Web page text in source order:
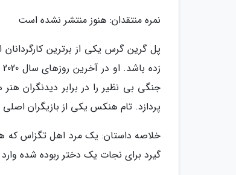
نمره منتقدان: هنوز منتشر نشده است
پل گرین گرس یکی از برترین
جنگی بی نظیر را در برابر دیدنگران
پردازد. تام هنکس یکی از بازیگران
خلاصه داستان: یک مرد اهل تگزاس که
گیرد برای نجات یک دختر ربوده شده